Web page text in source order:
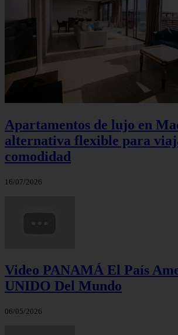
Apartamentos de lujo en
alternativa flexible para
comodidad
16/07/2026
Video PANAMÁ El País
UNIDO Del Mundo
06/05/2026